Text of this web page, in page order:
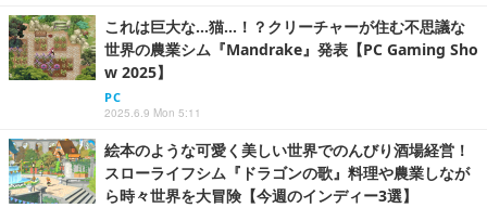
これは巨大な…猫…！？クリーチャーが住む不思議な
世界の農業シム『Mandrake』発表【PC Gaming Sho
w 2025】
PC
2025.6.9 Mon 5:11
絵本のような可愛く美しい世界でのんびり酒場経営！
スローライフシム『ドラゴンの歌』料理や農業しなが
ら時々世界を大冒険【今週のインディー3選】